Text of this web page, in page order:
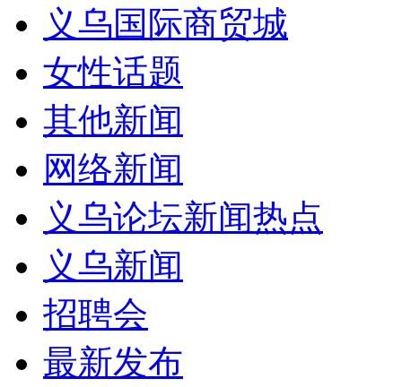
义乌国际商贸城
女性话题
其他新闻
网络新闻
义乌论坛新闻热点
义乌新闻
招聘会
最新发布